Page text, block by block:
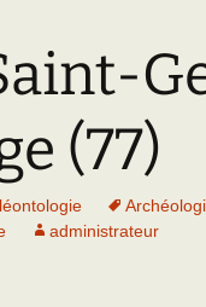
(77)
administrateur